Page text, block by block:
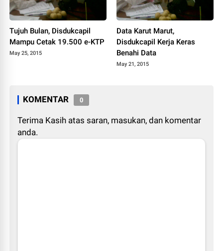
Tujuh Bulan, Disdukcapil
Mampu Cetak 19.500 e-KTP
May 25, 2015
Data Karut Marut,
Disdukcapil Kerja Keras
Benahi Data
May 21, 2015
KOMENTAR 0
Terima Kasih atas saran, masukan, dan komentar
anda.